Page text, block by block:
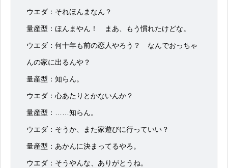
ウエダ：それほんまなん？
量産型：ほんまやん！ まあ、もう慣れたけどな。
ウエダ：何十年も前の恋人やろう？ なんでおっちゃ
んの家に出るんや？
量産型：知らん。
ウエダ：心あたりとかないんか？
量産型：……知らん。
ウエダ：そうか、また家遊びに行っていい？
量産型：あかんに決まってるやろ。
ウエダ：そうやんな、ありがとうね。